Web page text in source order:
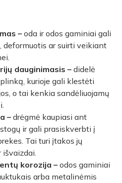
–oda ir odos gaminiai gali
deformuotis ar suirti veikiant
.
dauginimasis –didelė
kurioje gali klestėti
o tai kenkia sandėliuojamų
–drėgmė kaupiasi ant
ir gali prasiskverbti į
Tai turi įtakos jų
išvaizdai.
korozija –odos gaminiai
arba metalinėmis